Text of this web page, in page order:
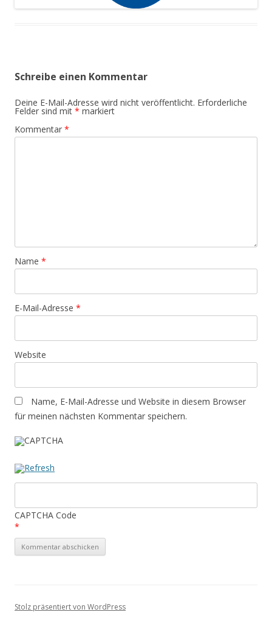
Schreibe einen Kommentar
Deine E-Mail-Adresse wird nicht veröffentlicht. Erforderliche
Felder sind mit * markiert
Kommentar *
Name *
E-Mail-Adresse *
Website
Name, E-Mail-Adresse und Website in diesem Browser
für meinen nächsten Kommentar speichern.
CAPTCHA Code
*
Stolz präsentiert von WordPress